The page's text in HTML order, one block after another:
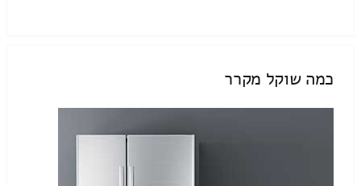
כמה שוקל מקרר